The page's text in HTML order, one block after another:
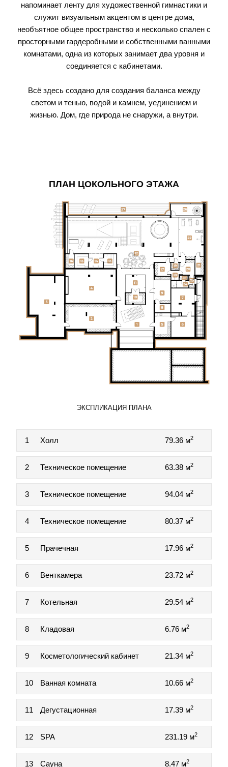
напоминает ленту для художественной гимнастики и
служит визуальным акцентом в центре дома,
необъятное общее пространство и несколько спален с
просторными гардеробными и собственными ванными
комнатами, одна из которых занимает два уровня и
соединяется с кабинетами.
Всё здесь создано для создания баланса между
светом и тенью, водой и камнем, уединением и
жизнью. Дом, где природа не снаружи, а внутри.
ПЛАН ЦОКОЛЬНОГО ЭТАЖА
ЭКСПЛИКАЦИЯ ПЛАНА
1 Холл 79.36 м2
2 Техническое помещение 63.38 м2
3 Техническое помещение 94.04 м2
4 Техническое помещение 80.37 м2
5 Прачечная 17.96 м2
6 Венткамера 23.72 м2
7 Котельная 29.54 м2
8 Кладовая 6.76 м2
9 Косметологический кабинет 21.34 м2
10 Ванная комната 10.66 м2
11 Дегустационная 17.39 м2
12 SPA 231.19 м2
13 Сауна 8.47 м2